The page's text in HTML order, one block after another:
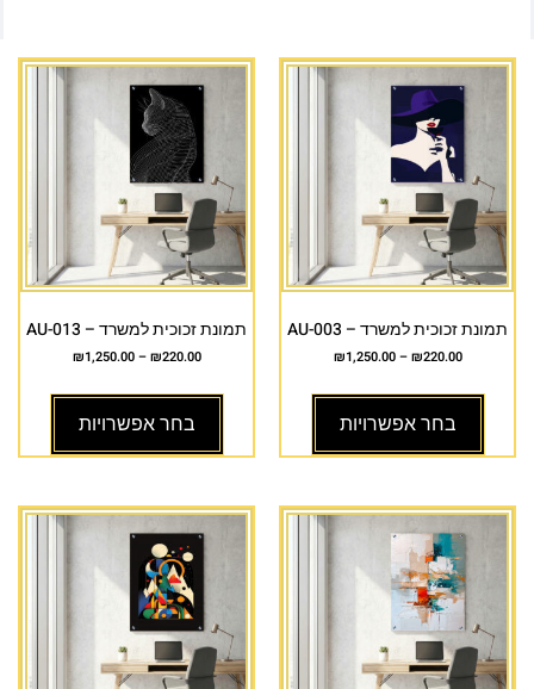
תמונת זכוכית למשרד – AU-003
₪220.00
–
₪1,250.00
בחר אפשרויות
תמונת זכוכית למשרד – AU-013
₪220.00
–
₪1,250.00
בחר אפשרויות